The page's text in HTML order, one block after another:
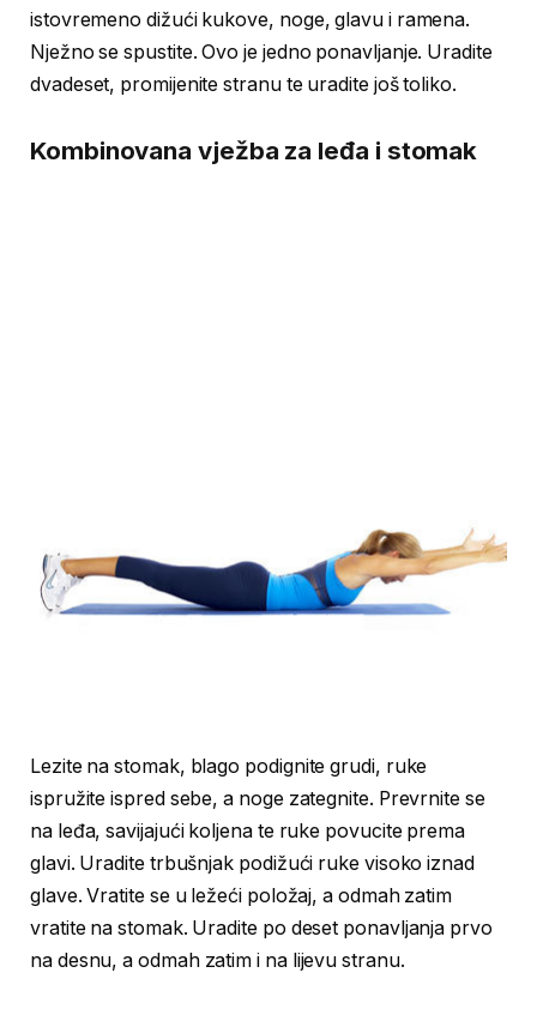
istovremeno dižući kukove, noge, glavu i ramena.
Nježno se spustite. Ovo je jedno ponavljanje. Uradite
dvadeset, promijenite stranu te uradite još toliko.
Kombinovana vježba za leđa i stomak
Lezite na stomak, blago podignite grudi, ruke
ispružite ispred sebe, a noge zategnite. Prevrnite se
na leđa, savijajući koljena te ruke povucite prema
glavi. Uradite trbušnjak podižući ruke visoko iznad
glave. Vratite se u ležeći položaj, a odmah zatim
vratite na stomak. Uradite po deset ponavljanja prvo
na desnu, a odmah zatim i na lijevu stranu.